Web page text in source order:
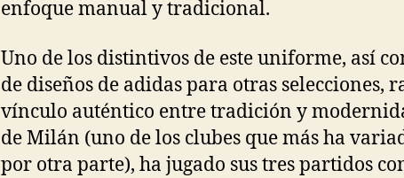
enfoque manual y tradicional.
Uno de los distintivos de este uniforme, así
de diseños de adidas para otras selecciones,
vínculo auténtico entre tradición y
de Milán (uno de los clubes que más ha
por otra parte), ha jugado sus tres partidos